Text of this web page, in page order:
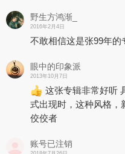
野生方鸿渐_
2016年2月4日
不敢相信这是张99年的
眼中的印象派
2013年10月7日
这张专辑非常好听
式出现时，这种风格，
佼佼者
账号已注销